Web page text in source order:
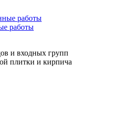
работы
и входных групп
плитки и кирпича